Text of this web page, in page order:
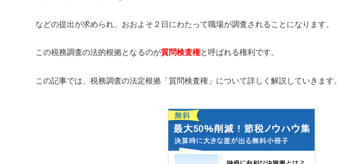
などの提出が求められ、おおよそ２日にわたって職場が調査されることになります。
この税務調査の法的根拠となるのが質問検査権と呼ばれる権利です。
この記事では、税務調査の法定根拠「質問検査権」について詳しく解説していきます。